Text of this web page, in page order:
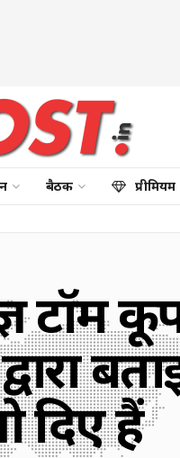
बैठक प्रीमियम
टॉम
दिए हैं